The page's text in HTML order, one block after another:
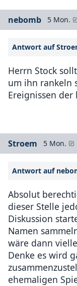
nebomb 5 Mon.
Antwort auf
Herrn Stock
um ihn rankeln
Ereignissen der
Stroem 5 Mon.
Antwort auf
Absolut
dieser Stelle
Diskussion
Namen
wäre dann
Denke es wird
ehemaligen